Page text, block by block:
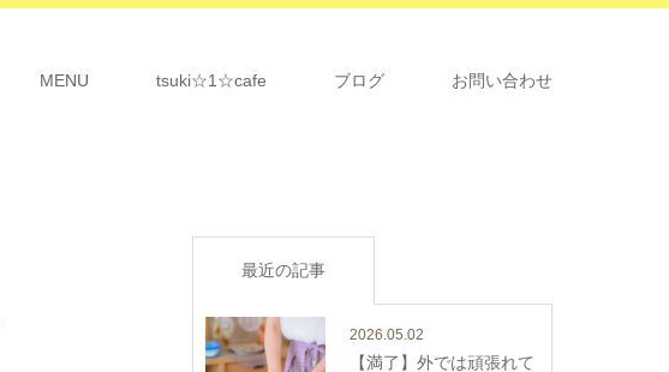
MENU tsuki☆1☆cafe ブログ お問い合わせ
最近の記事
2026.05.02
【満了】外では頑張れて